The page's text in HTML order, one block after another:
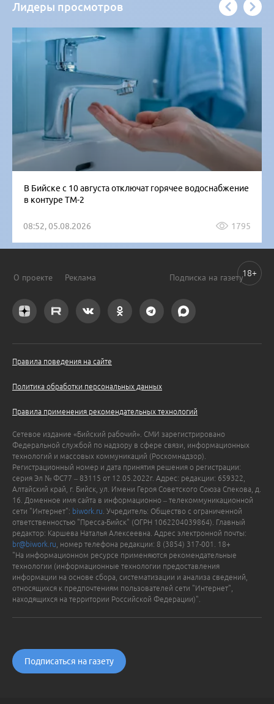
Лидеры просмотров
В Бийске с 10 августа отключат горячее водоснабжение
в контуре ТМ-2
08:52, 05.08.2026 1795
О проекте Реклама Подписка на газету
Правила поведения на сайте
Политика обработки персональных данных
Правила применения рекомендательных технологий
Сетевое издание «Бийский рабочий». СМИ зарегистрировано
Федеральной службой по надзору в сфере связи, информационных
технологий и массовых коммуникаций (Роскомнадзор).
Регистрационный номер и дата принятия решения о регистрации:
серия Эл № ФС77 – 83115 от 12.05.2022г. Адрес: редакции: 659322,
Алтайский край, г. Бийск, ул. Имени Героя Советского Союза Спекова, д.
16. Доменное имя сайта в информационно – телекоммуникационной
сети "Интернет": biwork.ru . Учредитель: Общество с ограниченной
ответственностью "Пресса-Бийск" (ОГРН 1062204039864). Главный
редактор: Каршева Наталья Алексеевна. Адрес электронной почты:
br@biwork.ru , номер телефона редакции: 8 (3854) 317-001. 18+
"На информационном ресурсе применяются рекомендательные
технологии (информационные технологии предоставления
информации на основе сбора, систематизации и анализа сведений,
относящихся к предпочтениям пользователей сети "Интернет",
находящихся на территории Российской Федерации)".
Подписаться на газету
18+